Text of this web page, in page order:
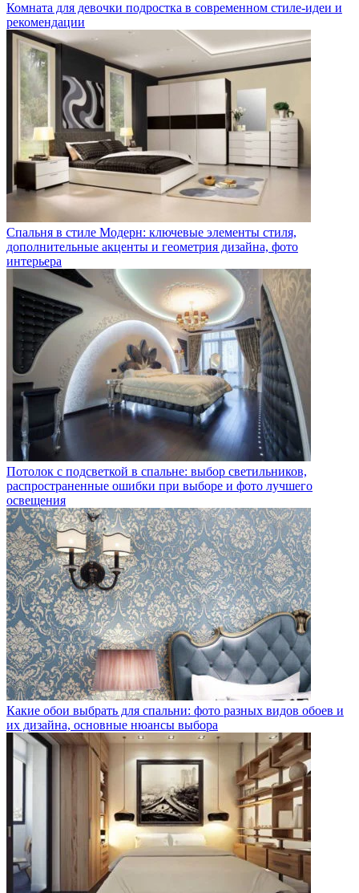
Комната для девочки подростка в современном стиле-идеи и
рекомендации
Спальня в стиле Модерн: ключевые элементы стиля,
дополнительные акценты и геометрия дизайна, фото
интерьера
Потолок с подсветкой в спальне: выбор светильников,
распространенные ошибки при выборе и фото лучшего
освещения
Какие обои выбрать для спальни: фото разных видов обоев и
их дизайна, основные нюансы выбора